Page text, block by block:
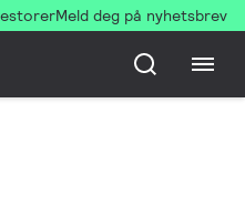
Meld deg på nyhetsbrev